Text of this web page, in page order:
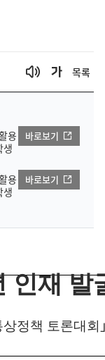
목록
용
생
바로보기
용
생
바로보기
인재 발
정책 토론대회